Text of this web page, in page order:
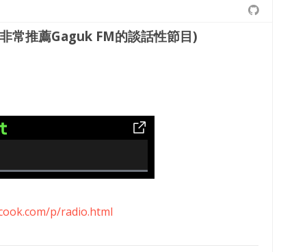
常推薦Gaguk FM的談話性節目)
p/radio.html